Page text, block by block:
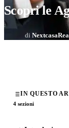
Scopri le
di
IN QUESTO
4 sezioni